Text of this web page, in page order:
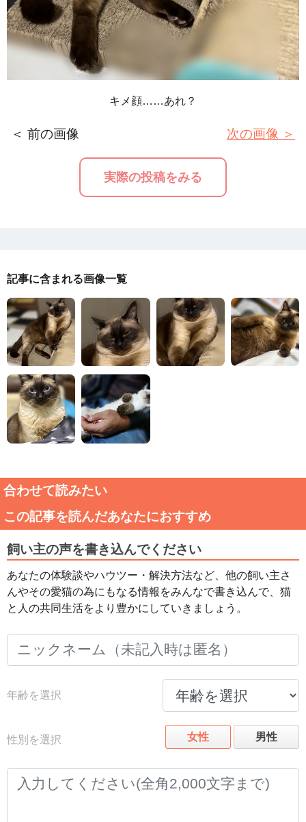
キメ顔……あれ？
＜ 前の画像
実際の投稿をみる
次の画像 ＞
記事に含まれる画像一覧
合わせて読みたい
この記事を読んだあなたにおすすめ
飼い主の声を書き込んでください
あなたの体験談やハウツー・解決方法など、他の飼い主さ
んやその愛猫の為にもなる情報をみんなで書き込んで、猫
と人の共同生活をより豊かにしていきましょう。
年齢を選択
性別を選択 女性 男性